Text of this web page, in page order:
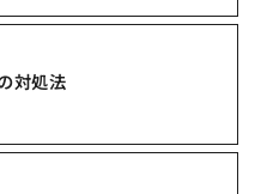
対処法